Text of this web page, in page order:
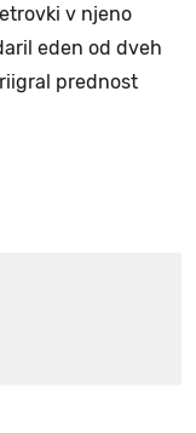
v njeno
eden od dveh
prednost